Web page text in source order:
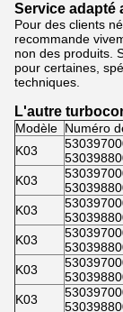
Service adapté
Pour des clients
recommande
non des produits.
pour certaines,
techniques.
L'autre
Modèle Numéro
K03
K03
K03
K03
K03
K03